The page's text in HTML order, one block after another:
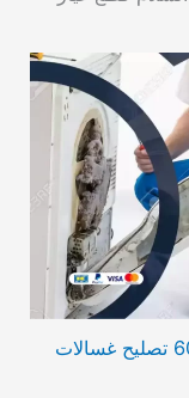
فني تصليح غسالات الشاليهات 60615556 تصليح غسالات